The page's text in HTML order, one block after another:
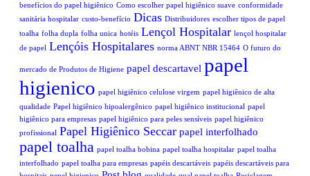
benefícios do papel higiênico Como escolher papel higiênico suave conformidade
sanitária hospitalar custo-benefício Dicas Distribuidores escolher tipos de papel
toalha folha dupla folha unica hotéis Lençol Hospitalar lençol hospitalar
de papel Lençóis Hospitalares norma ABNT NBR 15464 O futuro do
mercado de Produtos de Higiene papel descartavel papel
higienico papel higiênico celulose virgem papel higiênico de alta
qualidade Papel higiênico hipoalergênico papel higiênico institucional papel
higiênico para empresas papel higiênico para peles sensíveis papel higiênico
profissional Papel Higiênico Seccar papel interfolhado
papel toalha papel toalha bobina papel toalha hospitalar papel toalha
interfolhado papel toalha para empresas papéis descartáveis papéis descartáveis para